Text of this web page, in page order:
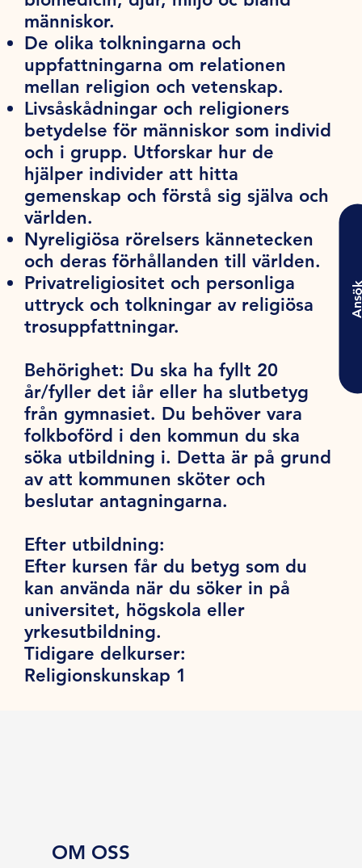
människor.
De olika tolkningarna och
uppfattningarna om relationen
mellan religion och vetenskap.
Livsåskådningar och religioners
betydelse för människor som individ
och i grupp. Utforskar hur de
hjälper individer att hitta
gemenskap och förstå sig själva och
världen.
Nyreligiösa rörelsers kännetecken
och deras förhållanden till världen.
Privatreligiositet och personliga
uttryck och tolkningar av religiösa
trosuppfattningar.
Behörighet: Du ska ha fyllt 20
år/fyller det iår eller ha slutbetyg
från gymnasiet. Du behöver vara
folkboförd i den kommun du ska
söka utbildning i. Detta är på grund
av att kommunen sköter och
beslutar antagningarna.
Efter utbildning:
Efter kursen får du betyg som du
kan använda när du söker in på
universitet, högskola eller
yrkesutbildning.
Tidigare delkurser:
Religionskunskap 1
OM OSS